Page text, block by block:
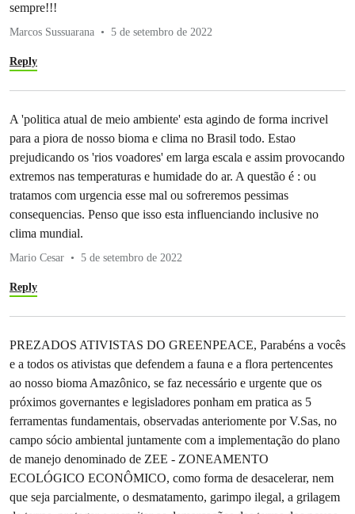
sempre!!!
Marcos Sussuarana 5 de setembro de 2022
Reply
A 'politica atual de meio ambiente' esta agindo de forma incrivel
para a piora de nosso bioma e clima no Brasil todo. Estao
prejudicando os 'rios voadores' em larga escala e assim provocando
extremos nas temperaturas e humidade do ar. A questão é : ou
tratamos com urgencia esse mal ou sofreremos pessimas
consequencias. Penso que isso esta influenciando inclusive no
clima mundial.
Mario Cesar 5 de setembro de 2022
Reply
PREZADOS ATIVISTAS DO GREENPEACE, Parabéns a vocês
e a todos os ativistas que defendem a fauna e a flora pertencentes
ao nosso bioma Amazônico, se faz necessário e urgente que os
próximos governantes e legisladores ponham em pratica as 5
ferramentas fundamentais, observadas anteriomente por V.Sas, no
campo sócio ambiental juntamente com a implementação do plano
de manejo denominado de ZEE - ZONEAMENTO
ECOLÓGICO ECONÔMICO, como forma de desacelerar, nem
que seja parcialmente, o desmatamento, garimpo ilegal, a grilagem